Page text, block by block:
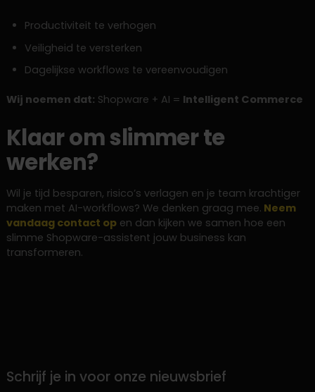
Productiviteit te verhogen
Veiligheid te versterken
Dagelijkse workflows te vereenvoudigen
Wij noemen dat: Shopware + AI = Intelligent Commerce
Klaar om slimmer te
werken?
Wil je tijd besparen, risico’s verlagen en je team krachtiger
maken met AI-workflows? We denken graag mee. Neem
vandaag contact open dan kijken we samen hoe een
slimme Shopware-assistent jouw business kan
transformeren.
Schrijf je in voor onze nieuwsbrief